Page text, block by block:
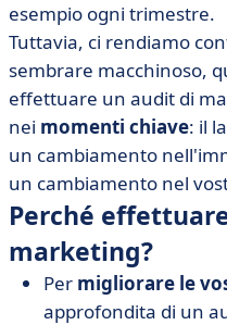
esempio ogni trimestre.
Tuttavia, ci rendiamo
sembrare macchinoso,
effettuare un audit di
nei momenti chiave: il
un cambiamento
un cambiamento nel
Perché
marketing?
Per migliorare le
approfondita di un